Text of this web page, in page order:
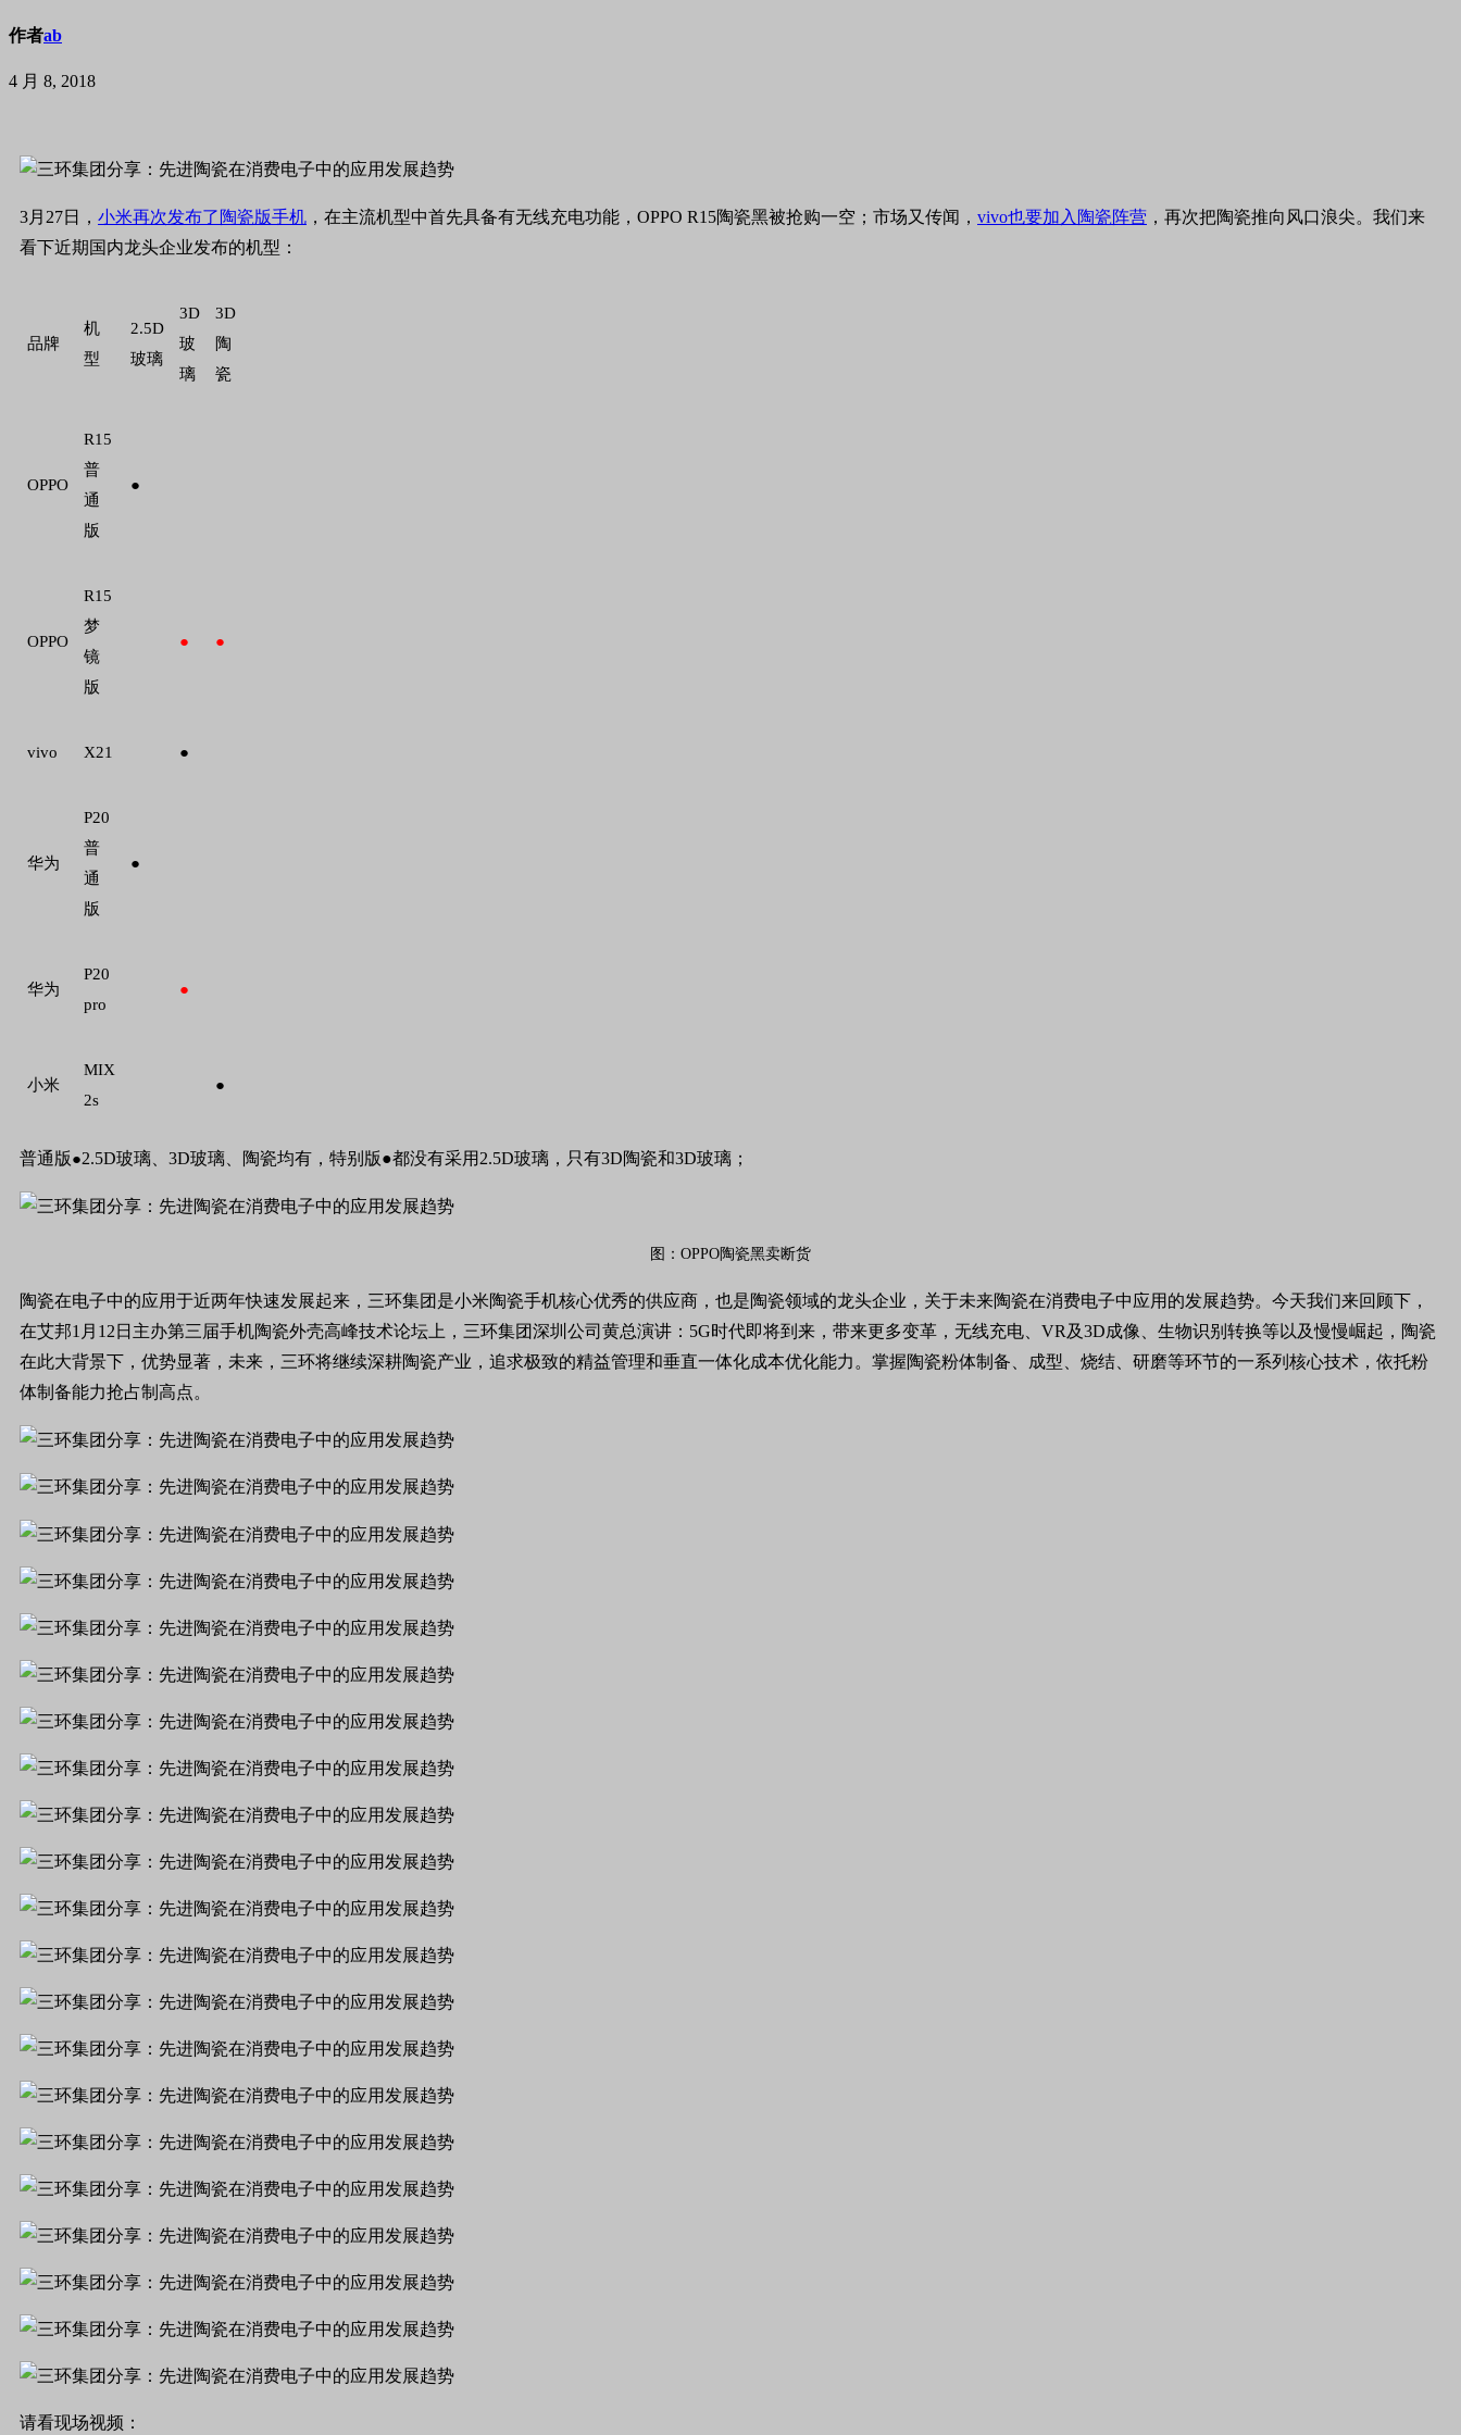
作者ab
4 月 8, 2018
3月27日， 小米再次发布了陶瓷版手机 ，在主流机型中首先具备有无线充电功能，OPPO R15陶瓷黑被抢购一空；市场又传闻， vivo也要加入陶瓷阵营 ，再次把陶瓷推向风口浪尖。我们来
看下近期国内龙头企业发布的机型：
品牌
机
型
2.5D
玻璃
3D
玻
璃
3D
陶
瓷
OPPO
R15
普
通
版
●
OPPO
R15
梦
镜
版
● ●
vivo X21 ●
华为
P20
普
通
版
●
华为
P20
pro
●
小米
MIX
2s
●
普通版●2.5D玻璃、 3D玻璃、陶瓷均有，特别版●都没有采用 2.5D玻璃，只有3D陶瓷和3D玻璃；
图：OPPO陶瓷黑卖断货
陶瓷在电子中的应用于近两年快速发展起来，三环集团是小米陶瓷手机核心优秀的供应商， 也是陶瓷领域的龙头企业，关于未来陶瓷在消费电子中应用的发展趋势。今天我们来回顾下，
在艾邦1月12日主办第三届手机陶瓷外壳高峰技术论坛上， 三环集团深圳公司黄总演讲：5G时代即将到来，带来更多变革，无线充电、VR及3D成像、生物识别转换等以及慢慢崛起，陶瓷
在此大背景下，优势显著，未来，三环将继续深耕陶瓷产业，追求极致的精益管理和垂直一体化成本优化能力。掌握陶瓷粉体制备、成型、烧结、研磨等环节的一系列核心技术，依托粉
体制备能力抢占制高点。
请看现场视频：